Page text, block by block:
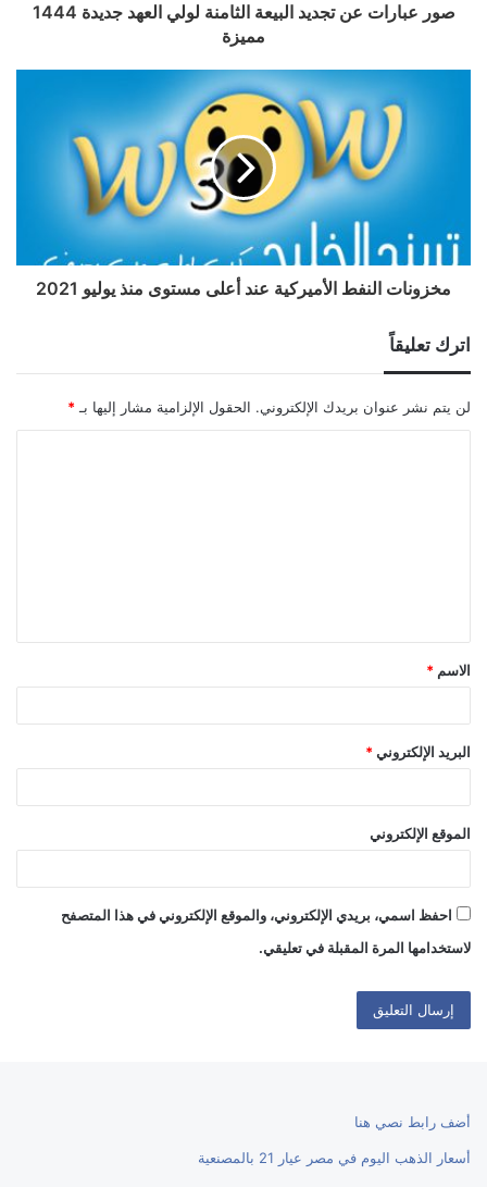
صور عبارات عن تجديد البيعة الثامنة لولي العهد جديدة 1444
مميزة
مخزونات النفط الأميركية عند أعلى مستوى منذ يوليو 2021
اترك تعليقاً
لن يتم نشر عنوان بريدك الإلكتروني. الحقول الإلزامية مشار إليها بـ *
ق
*
الاسم *
البريد الإلكتروني *
الموقع الإلكتروني
احفظ اسمي، بريدي الإلكتروني، والموقع الإلكتروني في هذا المتصفح
لاستخدامها المرة المقبلة في تعليقي.
أضف رابط نصي هنا
أسعار الذهب اليوم في مصر عيار 21 بالمصنعية